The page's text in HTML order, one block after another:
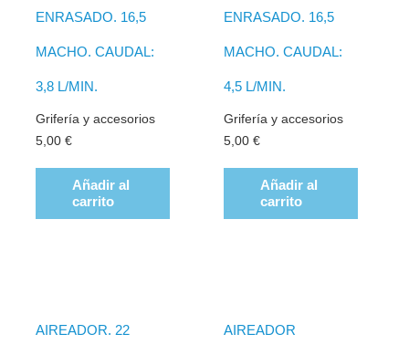
ENRASADO. 16,5
MACHO. CAUDAL:
3,8 L/MIN.
Grifería y accesorios
5,00€
Añadir al
carrito
ENRASADO. 16,5
MACHO. CAUDAL:
4,5 L/MIN.
Grifería y accesorios
5,00 €
Añadir al
carrito
AIREADOR. 22 AIREADOR